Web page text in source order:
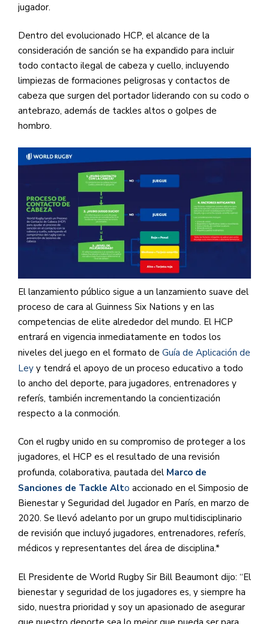
jugador.
Dentro del evolucionado HCP, el alcance de la
consideración de sanción se ha expandido para incluir
todo contacto ilegal de cabeza y cuello, incluyendo
limpiezas de formaciones peligrosas y contactos de
cabeza que surgen del portador liderando con su codo o
antebrazo, además de tackles altos o golpes de
hombro.
El lanzamiento público sigue a un lanzamiento suave del
proceso de cara al Guinness Six Nations y en las
competencias de elite alrededor del mundo. El HCP
entrará en vigencia inmediatamente en todos los
niveles del juego en el formato de Guía de Aplicación de
Ley y tendrá el apoyo de un proceso educativo a todo
lo ancho del deporte, para jugadores, entrenadores y
referís, también incrementando la concientización
respecto a la conmoción.
Con el rugby unido en su compromiso de proteger a los
jugadores, el HCP es el resultado de una revisión
profunda, colaborativa, pautada del Marco de
Sanciones de Tackle Alto accionado en el Simposio de
Bienestar y Seguridad del Jugador en París, en marzo de
2020. Se llevó adelanto por un grupo multidisciplinario
de revisión que incluyó jugadores, entrenadores, referís,
médicos y representantes del área de disciplina.*
El Presidente de World Rugby Sir Bill Beaumont dijo: “El
bienestar y seguridad de los jugadores es, y siempre ha
sido, nuestra prioridad y soy un apasionado de asegurar